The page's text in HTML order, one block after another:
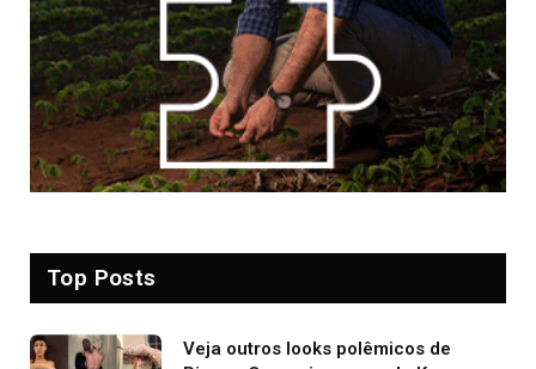
Top Posts
Veja outros looks polêmicos de